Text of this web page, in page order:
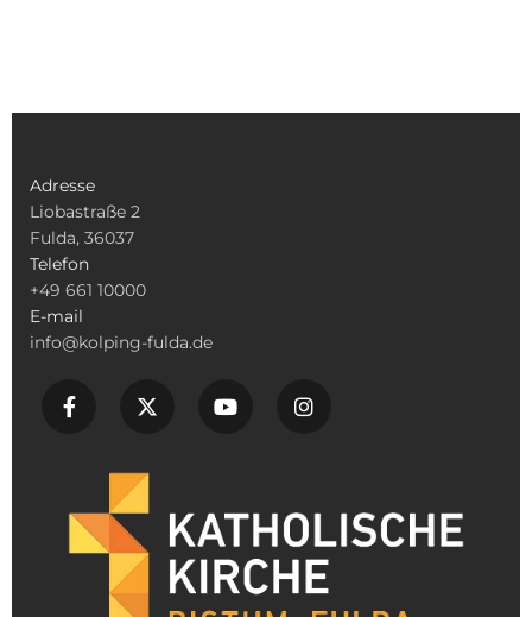
Adresse
Liobastraße 2
Fulda, 36037
Telefon
+49 661 10000
E-mail
info@kolping-fulda.de